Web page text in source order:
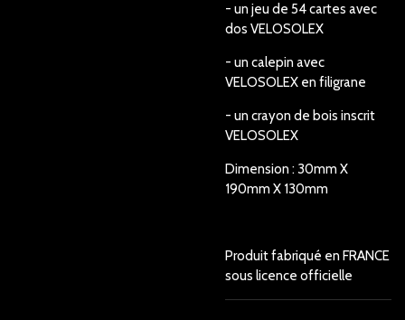
- un jeu de 54 cartes avec
dos VELOSOLEX
- un calepin avec
VELOSOLEX en filigrane
- un crayon de bois inscrit
VELOSOLEX
Dimension : 30mm X
190mm X 130mm
Produit fabriqué en FRANCE
sous licence officielle